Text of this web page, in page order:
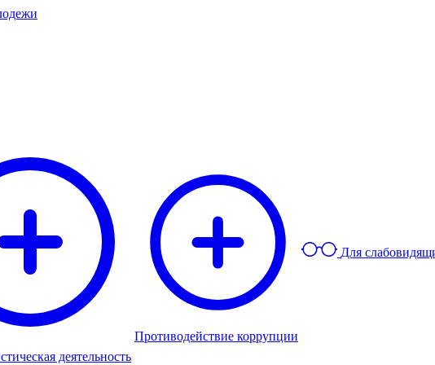
деятельность
Противодействие коррупции
Для